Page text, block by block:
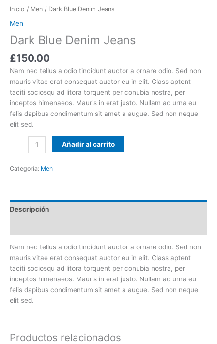
Inicio / Men / Dark Blue Denim Jeans
Men
Dark Blue Denim Jeans
£150.00
Nam nec tellus a odio tincidunt auctor a ornare odio. Sed non
mauris vitae erat consequat auctor eu in elit. Class aptent
taciti sociosqu ad litora torquent per conubia nostra, per
inceptos himenaeos. Mauris in erat justo. Nullam ac urna eu
felis dapibus condimentum sit amet a augue. Sed non neque
elit sed.
Añadir al carrito
Categoría: Men
Descripción
Nam nec tellus a odio tincidunt auctor a ornare odio. Sed non
mauris vitae erat consequat auctor eu in elit. Class aptent
taciti sociosqu ad litora torquent per conubia nostra, per
inceptos himenaeos. Mauris in erat justo. Nullam ac urna eu
felis dapibus condimentum sit amet a augue. Sed non neque
elit sed.
Productos relacionados